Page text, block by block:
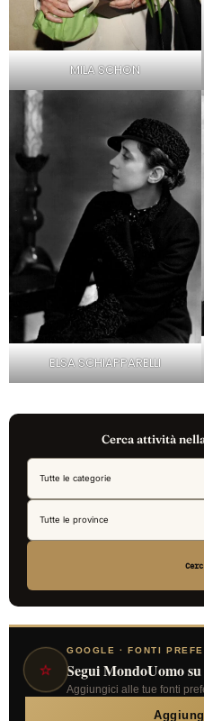
MILA SCHON
ELSA SCHIAPPARELLI
Cerca attività
⭐
GOOGLE · FONTI
Segui MondoUomo
Aggiungici alle tue fonti